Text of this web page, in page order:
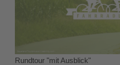
Rundtour "mit Ausblick"